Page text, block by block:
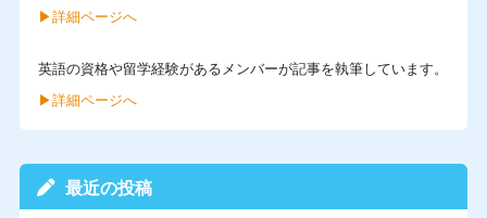
▶︎詳細ページへ
英語の資格や留学経験があるメンバーが記事を執筆しています。
▶︎詳細ページへ
最近の投稿